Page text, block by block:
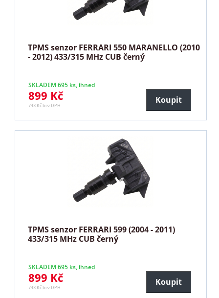
TPMS senzor FERRARI 550 MARANELLO (2010
- 2012) 433/315 MHz CUB černý
SKLADEM 695 ks, ihned
899 Kč
743 Kč bez DPH
Koupit
TPMS senzor FERRARI 599 (2004 - 2011)
433/315 MHz CUB černý
SKLADEM 695 ks, ihned
899 Kč
743 Kč bez DPH
Koupit